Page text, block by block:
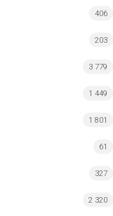
406
203
3 779
1 449
1 801
61
327
2 320